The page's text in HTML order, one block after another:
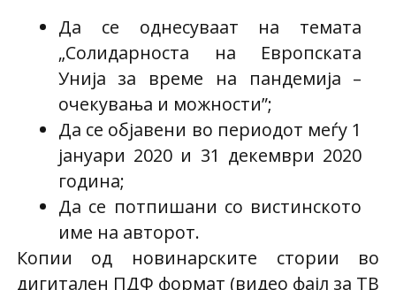
Да се однесуваат на темата
„Солидарноста на Европската
Унија за време на пандемија –
очекувања и можности”;
Да се објавени во периодот меѓу 1
јануари 2020 и 31 декември 2020
година;
Да се потпишани со вистинското
име на авторот.
Копии од новинарските стории во
дигитален ПДФ формат (видео фајл за ТВ